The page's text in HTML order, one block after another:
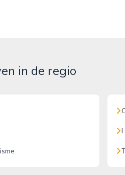
in de regio